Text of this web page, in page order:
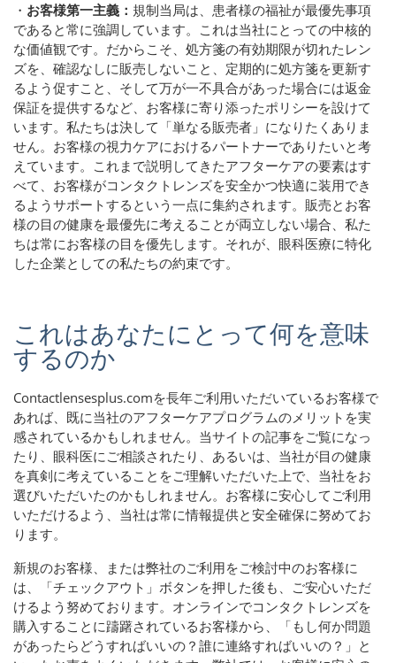
・ お客様第一主義： 規制当局は、患者様の福祉が最優先事項
であると常に強調しています。これは当社にとっての中核的
な価値観です。だからこそ、処方箋の有効期限が切れたレン
ズを、確認なしに販売しないこと、定期的に処方箋を更新す
るよう促すこと、そして万が一不具合があった場合には返金
保証を提供するなど、お客様に寄り添ったポリシーを設けて
います。私たちは決して「単なる販売者」になりたくありま
せん。お客様の視力ケアにおけるパートナーでありたいと考
えています。これまで説明してきたアフターケアの要素はす
べて、お客様がコンタクトレンズを安全かつ快適に装用でき
るようサポートするという一点に集約されます。販売とお客
様の目の健康を最優先に考えることが両立しない場合、私た
ちは常にお客様の目を優先します。それが、眼科医療に特化
した企業としての私たちの約束です。
これはあなたにとって何を意味
するのか
Contactlensesplus.comを長年ご利用いただいているお客様で
あれば、既に当社のアフターケアプログラムのメリットを実
感されているかもしれません。当サイトの記事をご覧になっ
たり、眼科医にご相談されたり、あるいは、当社が目の健康
を真剣に考えていることをご理解いただいた上で、当社をお
選びいただいたのかもしれません。お客様に安心してご利用
いただけるよう、当社は常に情報提供と安全確保に努めて​​お
ります。
新規のお客様、または弊社のご利用をご検討中のお客様に
は、「チェックアウト」ボタンを押した後も、ご安心いただ
けるよう努めております。オンラインでコンタクトレンズを
購入することに躊躇されているお客様から、「もし何か問題
があったらどうすればいいの？誰に連絡すればいいの？」と